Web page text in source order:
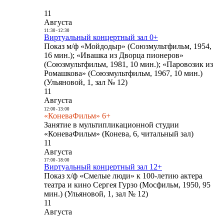
11
Августа
11:30- 12:30
Виртуальный концертный зал 0+
Показ м/ф «Мойдодыр» (Союзмультфильм, 1954,
16 мин.); «Ивашка из Дворца пионеров»
(Союзмультфильм, 1981, 10 мин.); «Паровозик из
Ромашкова» (Союзмультфильм, 1967, 10 мин.)
(Ульяновой, 1, зал № 12)
11
Августа
12:00- 13:00
«КоневаФильм» 6+
Занятие в мультипликационной студии
«КоневаФильм» (Конева, 6, читальный зал)
11
Августа
17:00- 18:00
Виртуальный концертный зал 12+
Показ х/ф «Смелые люди» к 100-летию актера
театра и кино Сергея Гурзо (Мосфильм, 1950, 95
мин.) (Ульяновой, 1, зал № 12)
11
Августа